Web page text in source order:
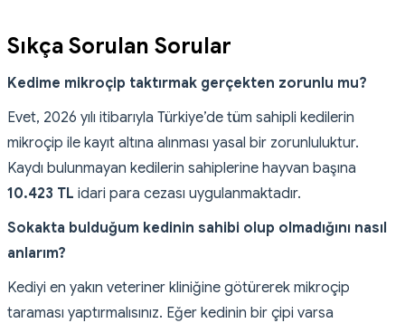
Sıkça Sorulan Sorular
Kedime mikroçip taktırmak gerçekten zorunlu mu?
Evet, 2026 yılı itibarıyla Türkiye’de tüm sahipli kedilerin
mikroçip ile kayıt altına alınması yasal bir zorunluluktur.
Kaydı bulunmayan kedilerin sahiplerine hayvan başına
10.423 TL idari para cezası uygulanmaktadır.
Sokakta bulduğum kedinin sahibi olup olmadığını nasıl
anlarım?
Kediyi en yakın veteriner kliniğine götürerek mikroçip
taraması yaptırmalısınız. Eğer kedinin bir çipi varsa